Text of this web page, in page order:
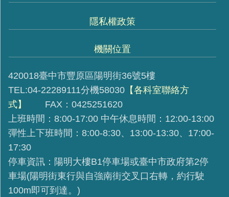
隱私權政策
機關位置
420018臺中市豐原區陽明街36號5樓
TEL:04-22289111分機58030 【各科室聯絡方
式】
FAX：0425251620
上班時間：8:00-17:00 中午休息時間：12:00-13:00
彈性上下班時間：8:00-8:30、13:00-13:30、17:00-
17:30
停車資訊：陽明大樓B1停車場或臺中市政府第2停
車場(陽明街東行與自強南街交叉口右轉，約行駛
100m即可到達。)